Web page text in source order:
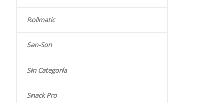
Rollmatic
San-Son
Sin Categoría
Snack Pro